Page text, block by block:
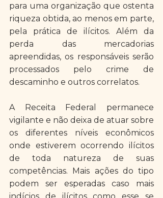
para uma organização que ostenta
riqueza obtida, ao menos em parte,
pela prática de ilícitos. Além da
perda das mercadorias
apreendidas, os responsáveis serão
processados pelo crime de
descaminho e outros correlatos.
A Receita Federal permanece
vigilante e não deixa de atuar sobre
os diferentes níveis econômicos
onde estiverem ocorrendo ilícitos
de toda natureza de suas
competências. Mais ações do tipo
podem ser esperadas caso mais